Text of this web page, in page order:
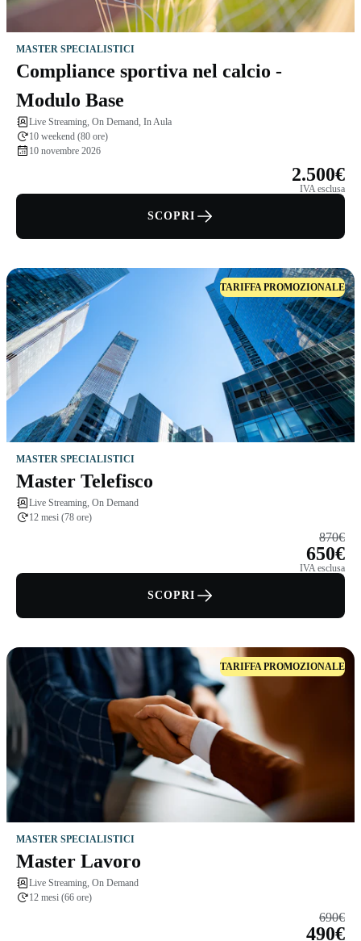
MASTER SPECIALISTICI
Compliance sportiva nel calcio -
Modulo Base
Live Streaming, On Demand, In Aula
10 weekend (80 ore)
10 novembre 2026
2.500€
IVA esclusa
SCOPRI
TARIFFA PROMOZIONALE
MASTER SPECIALISTICI
Master Telefisco
Live Streaming, On Demand
12 mesi (78 ore)
870€
650€
IVA esclusa
SCOPRI
TARIFFA PROMOZIONALE
MASTER SPECIALISTICI
Master Lavoro
Live Streaming, On Demand
12 mesi (66 ore)
690€
490€